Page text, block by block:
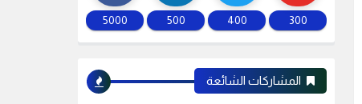
300
400
500
5000
المشاركات الشائعة